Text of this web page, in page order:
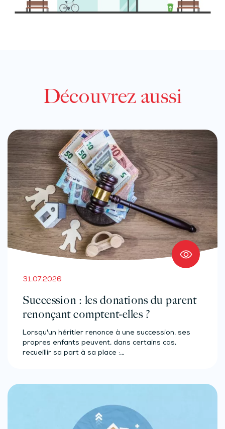
Découvrez aussi
31.07.2026
Succession : les donations du parent
renonçant comptent-elles ?
Lorsqu'un héritier renonce à une succession, ses
propres enfants peuvent, dans certains cas,
recueillir sa part à sa place :…